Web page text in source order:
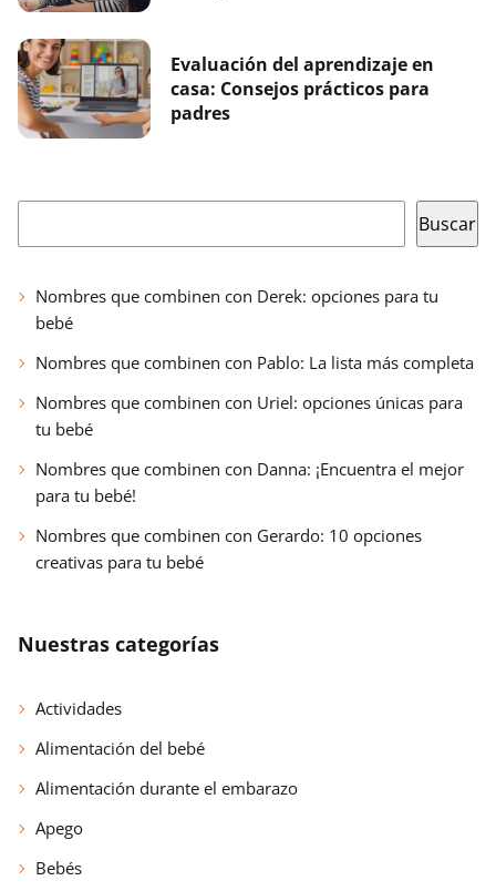
Evaluación del aprendizaje en
casa: Consejos prácticos para
padres
Buscar
Nombres que combinen con Derek: opciones para tu
bebé
Nombres que combinen con Pablo: La lista más completa
Nombres que combinen con Uriel: opciones únicas para
tu bebé
Nombres que combinen con Danna: ¡Encuentra el mejor
para tu bebé!
Nombres que combinen con Gerardo: 10 opciones
creativas para tu bebé
Nuestras categorías
Actividades
Alimentación del bebé
Alimentación durante el embarazo
Apego
Bebés